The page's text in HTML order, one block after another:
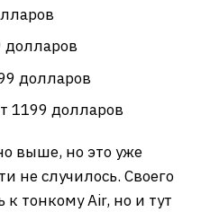
долларов
долларов
1199 долларов
выше, но это уже
не случилось. Своего
тонкому Air, но и тут